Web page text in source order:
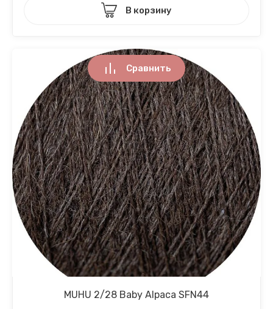
В корзину
MUHU 2/28 Baby Alpaca SFN44
Сравнить